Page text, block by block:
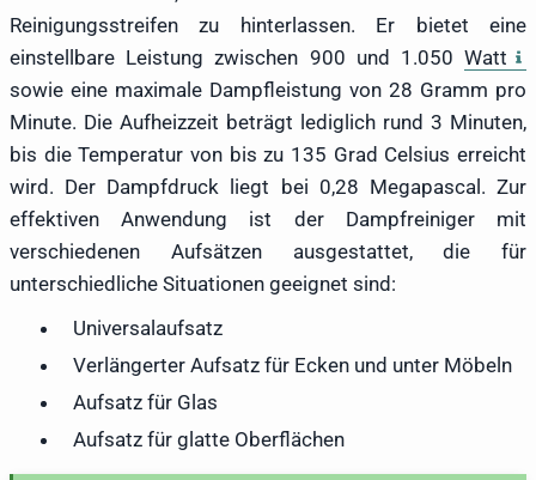
Reinigungsstreifen zu hinterlassen. Er bietet eine
einstellbare Leistung zwischen 900 und 1.050 Watt
sowie eine maximale Dampfleistung von 28 Gramm pro
Minute. Die Aufheizzeit beträgt lediglich rund 3 Minuten,
bis die Temperatur von bis zu 135 Grad Celsius erreicht
wird. Der Dampfdruck liegt bei 0,28 Megapascal. Zur
effektiven Anwendung ist der Dampfreiniger mit
verschiedenen Aufsätzen ausgestattet, die für
unterschiedliche Situationen geeignet sind:
Universalaufsatz
Verlängerter Aufsatz für Ecken und unter Möbeln
Aufsatz für Glas
Aufsatz für glatte Oberflächen